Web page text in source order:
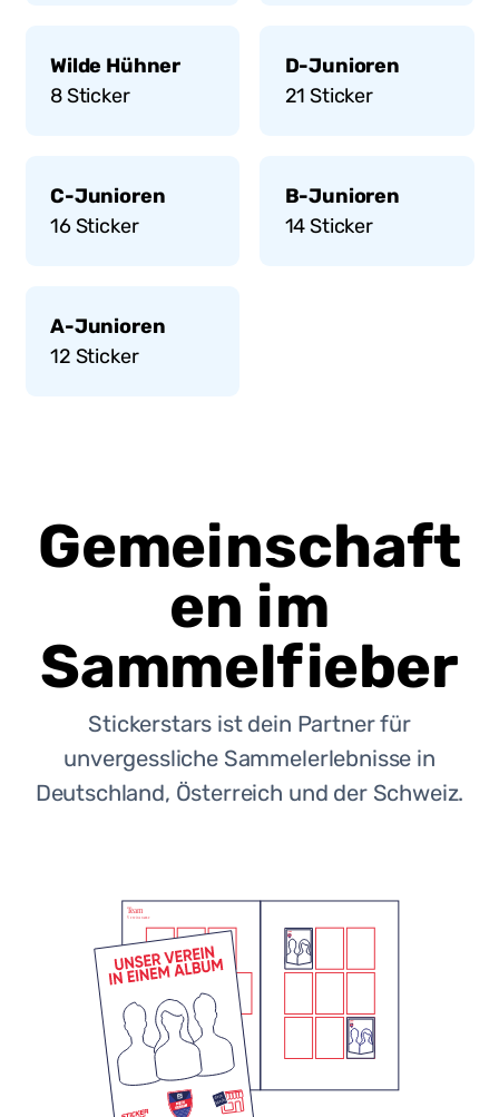
Wilde Hühner
8Sticker
D-Junioren
21 Sticker
C-Junioren
16Sticker
B-Junioren
14Sticker
A-Junioren
12 Sticker
Gemeinschaft
en im
Sammelfieber
Stickerstars ist dein Partner für
unvergessliche Sammelerlebnisse in
Deutschland, Österreich und der Schweiz.